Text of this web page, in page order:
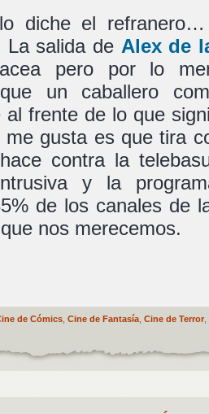
diche el refranero…
La salida de Alex de
pero por lo
que un caballero
al frente de lo que
me gusta es que tira
contra la
y la
de los canales de
nos merecemos.
de Cómics, Cine de Fantasía, Cine de Terror,